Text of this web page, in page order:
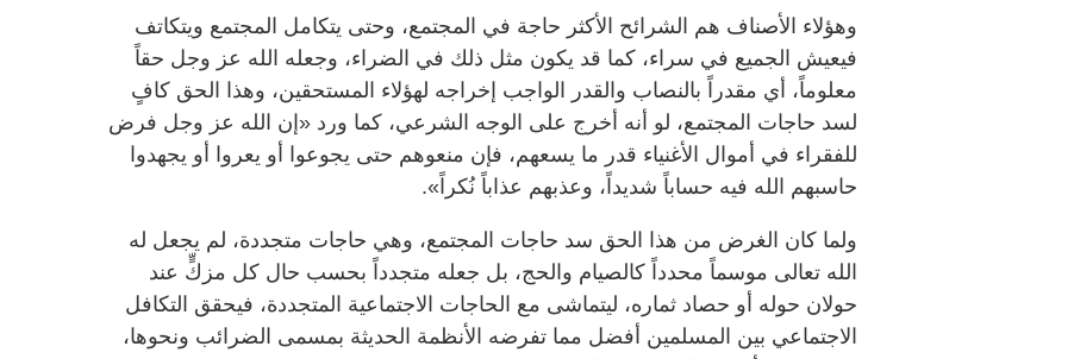
وهؤلاء الأصناف هم الشرائح الأكثر حاجة في المجتمع، وحتى يتكامل المجتمع ويتكاتف
فيعيش الجميع في سراء، كما قد يكون مثل ذلك في الضراء، وجعله الله عز وجل حقاً
معلوماً، أي مقدراً بالنصاب والقدر الواجب إخراجه لهؤلاء المستحقين، وهذا الحق كافٍ
لسد حاجات المجتمع، لو أنه أخرج على الوجه الشرعي، كما ورد «إن الله عز وجل فرض
للفقراء في أموال الأغنياء قدر ما يسعهم، فإن منعوهم حتى يجوعوا أو يعروا أو يجهدوا
حاسبهم الله فيه حساباً شديداً، وعذبهم عذاباً نُكراً».
ولما كان الغرض من هذا الحق سد حاجات المجتمع، وهي حاجات متجددة، لم يجعل له
الله تعالى موسماً محدداً كالصيام والحج، بل جعله متجدداً بحسب حال كل مزكٍّ عند
حولان حوله أو حصاد ثماره، ليتماشى مع الحاجات الاجتماعية المتجددة، فيحقق التكافل
الاجتماعي بين المسلمين أفضل مما تفرضه الأنظمة الحديثة بمسمى الضرائب ونحوها،